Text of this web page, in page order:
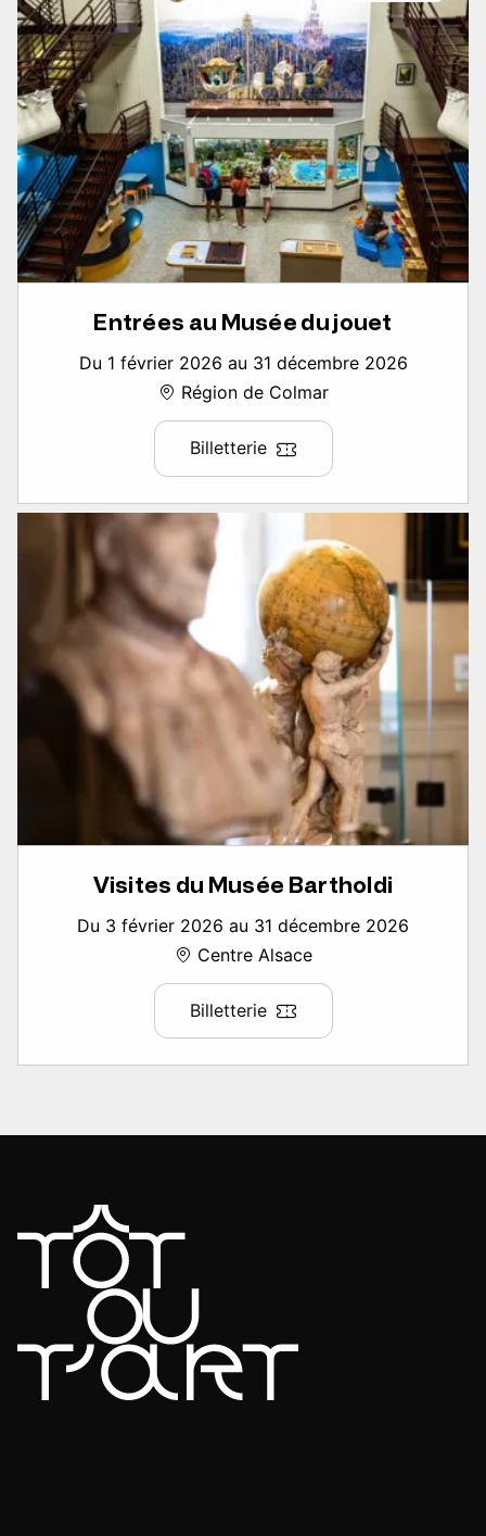
Entrées au Musée du jouet
Du 1 février 2026 au 31 décembre 2026
Région de Colmar
Billetterie
Visites du Musée Bartholdi
Du 3 février 2026 au 31 décembre 2026
Centre Alsace
Billetterie